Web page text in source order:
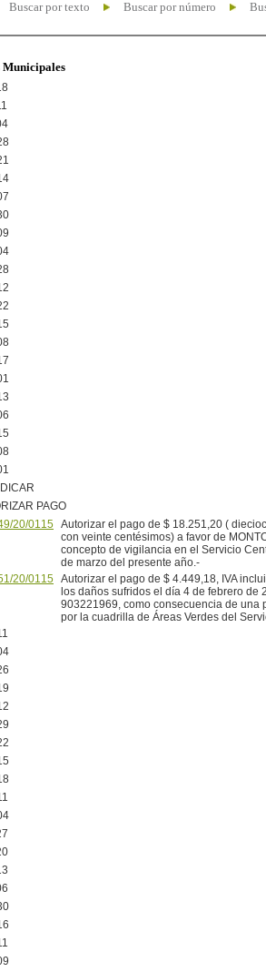
Buscar por texto Buscar por número
Municipales
PAGO
20/0115 Autorizar el pago de $ 18.251,20 (
con veinte centésimos) a favor de
concepto de vigilancia en el Servicio
de marzo del presente año.-
20/0115 Autorizar el pago de $ 4.449,18, IVA
los daños sufridos el día 4 de febrero de
903221969, como consecuencia de
por la cuadrilla de Áreas Verdes del